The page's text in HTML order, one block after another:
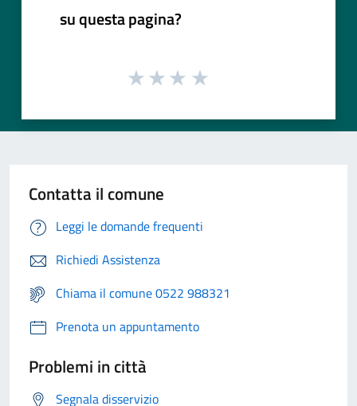
su questa pagina?
Contatta il comune
Leggi le domande frequenti
Richiedi Assistenza
Chiama il comune 0522 988321
Prenota un appuntamento
Problemi in città
Segnala disservizio